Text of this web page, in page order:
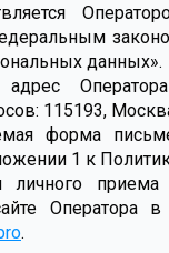
данных».
115193,
форма
1 к
приема
Оператора в
.